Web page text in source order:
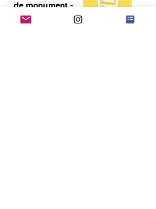
de monument -
Extra*